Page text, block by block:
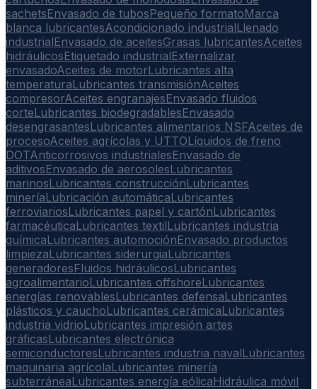
sachetsEnvasado de tubosPequeño formatoMarca
blanca lubricantesAcondicionado industrialLlenado
industrialEnvasado de aceitesGrasas lubricantesAceites
hidráulicosEtiquetado industrialExternalizar
envasadoAceites de motorLubricantes alta
temperaturaLubricantes transmisiónAceites
compresorAceites engranajesEnvasado fluidos
corteLubricantes biodegradablesEnvasado
desengrasantesLubricantes alimentarios NSFAceites de
procesoAceites agrícolas y UTTOLíquidos de freno
DOTAnticorrosivos industrialesEnvasado de
aditivosEnvasado de aerosolesLubricantes
marinosLubricantes construcciónLubricantes
mineríaLubricación automáticaLubricantes
ferroviariosLubricantes papel y cartónLubricantes
farmacéuticaLubricantes textilLubricantes industria
químicaLubricantes automociónEnvasado productos
limpiezaLubricantes siderurgiaLubricantes
generadoresFluidos hidráulicosLubricantes
agroalimentarioLubricantes offshoreLubricantes
energías renovablesLubricantes defensaLubricantes
plásticos y cauchoLubricantes cerámicaLubricantes
industria vidrioLubricantes impresión artes
gráficasLubricantes electrónica
semiconductoresLubricantes industria navalLubricantes
maquinaria agrícolaLubricantes minería
subterráneaLubricantes energía eólicaHidráulica móvil